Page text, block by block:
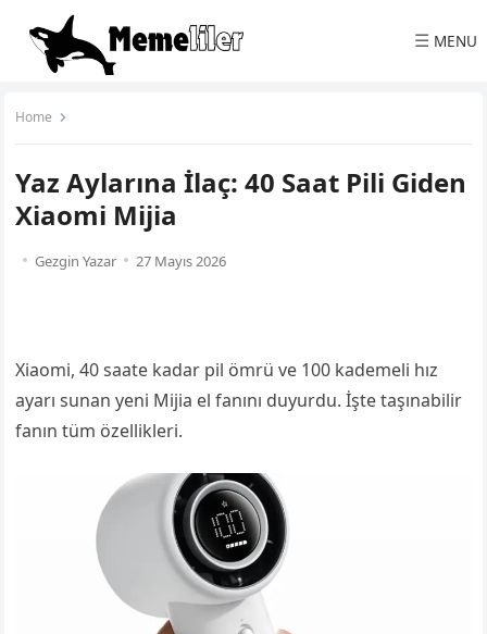
☰ MENU
Home
Yaz Aylarına İlaç: 40 Saat Pili Giden
Xiaomi Mijia
Gezgin Yazar 27 Mayıs 2026
Xiaomi, 40 saate kadar pil ömrü ve 100 kademeli hız
ayarı sunan yeni Mijia el fanını duyurdu. İşte taşınabilir
fanın tüm özellikleri.